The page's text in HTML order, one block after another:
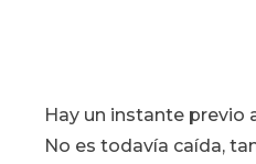
Hay un instante previo
No es todavía caída,